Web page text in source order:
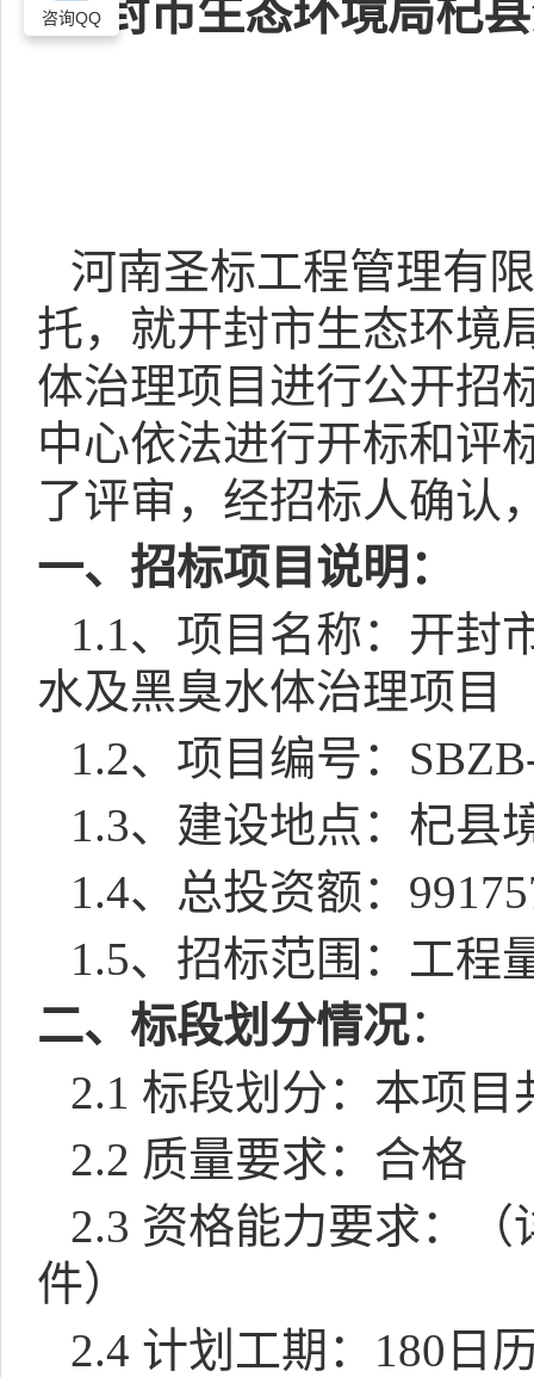
开封市生态环境局杞
河南圣标工程管理有
托，就开封市生态环境
体治理项目进行公开招
中心依法进行开标和评
了评审，经招标人确认
一、招标项目说明：
1.1、项目名称：开封
水及黑臭水体治理项目
1.2、项目编号：
1.3、建设地点：杞县
1.4、总投资额：
1.5、招标范围：工程
二、标段划分情况：
2.1 标段划分：本项目
2.2 质量要求：合格
2.3 资格能力要求：（
件）
2.4 计划工期： 180 日
咨询QQ